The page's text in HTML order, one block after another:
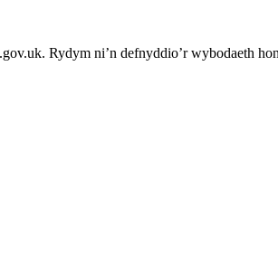
Rydym ni’n defnyddio’r wybodaeth